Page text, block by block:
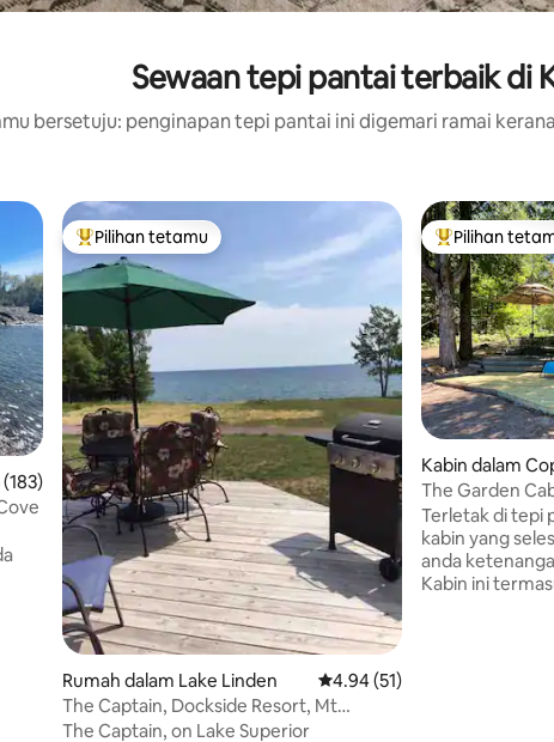
Sewaan tepi pantai terbaik di
bersetuju: penginapan tepi pantai ini digemari ramai
purata 4.95 daripada 5, 183 ulasan
Pilihan utama tetamu
Pilihan tetamu
Rumah dalam Lake Linden Penarafan purata 4.94
4.94 (51)
The Captain, Dockside Resort, Mt
Bohemia, Trails!
The Captain, on Lake Superior
Pilihan utama
Pilihan
Kabin dalam
The Garden
Hooe~Buka
Terletak di tepi
kabin yang
anda
Kabin ini